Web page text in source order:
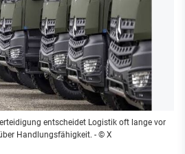
entscheidet Logistik oft lange vor
Handlungsfähigkeit. - © X